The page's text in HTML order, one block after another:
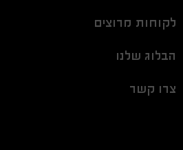
לקוחות מרוצים
הבלוג שלנו
צרו קשר